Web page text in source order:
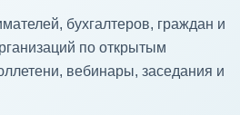
бухгалтеров, граждан и
по открытым
вебинары, заседания и